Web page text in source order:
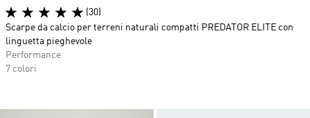
(30)
Scarpe da calcio per terreni naturali compatti PREDATOR ELITE con
linguetta pieghevole
Performance
7 colori